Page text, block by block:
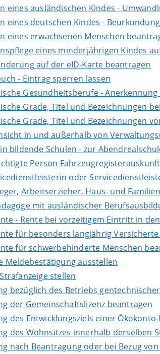
eines ausländischen Kindes -
eines deutschen Kindes -
eines erwachsenen Menschen
eines minderjährigen Kindes
auf der eID-Karte beantragen
- Eintrag sperren lassen
Gesundheitsberufe -
Grade, Titel und Bezeichnungen
Grade, Titel und Bezeichnungen
in und außerhalb von
bildende Schulen - zur
Person
oder
Arbeitserzieher, Haus- und
mit ausländischer
- Rente bei vorzeitigem Eintritt in
für besonders langjährig
für schwerbehinderte Menschen
Meldebestätigung ausstellen
stellen
bezüglich des Betriebs
der Gemeinschaftslizenz beantragen
des Entwicklungsziels einer
des Wohnsitzes innerhalb derselben
nach Beantragung oder bei Bezug